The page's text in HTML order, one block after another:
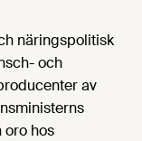
näringspolitisk
och
av
oro hos